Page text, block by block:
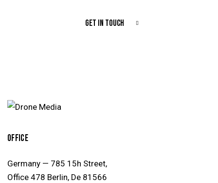
GET IN TOUCH
OFFICE
Germany — 785 15h Street,
Office 478 Berlin, De 81566